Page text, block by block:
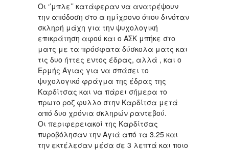
Oι ‘’μπλε’’ κατάφεραν να ανατρέψουν
την απόδοση στο α ημίχρονο όπου δινόταν
σκληρή μάχη για την ψυχολογική
επικράτηση αφού και ο ΑΣΚ μπήκε στο
ματς με τα πρόσφατα δύσκολα ματς και
τις δυο ήττες εντος έδρας, αλλά , και ο
Ερμής Άγιας για να σπάσει το
ψυχολογικό φράγμα της έδρας της
Καρδίτσας και να πάρει σήμερα το
πρωτο ροζ φυλλο στην Καρδίτσα μετά
από δυο χρόνια σκληρών ραντεβού.
Οι περιφερειακοί της Καρδίτσας
πυροβόλησαν την Αγιά από τα 3.25 και
την εκτέλεσαν μέσα σε 3 λεπτά και ποιο